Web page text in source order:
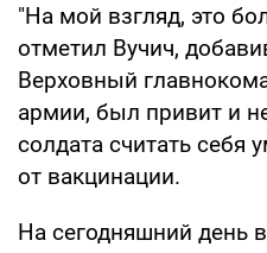
"На мой взгляд, это
отметил Вучич,
Верховный
армии, был привит и
солдата считать себя
от вакцинации.
На сегодняшний день